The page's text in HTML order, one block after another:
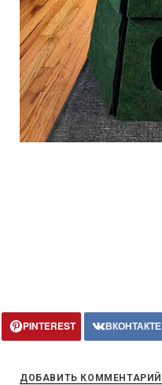
PINTEREST ВКОНТАКТЕ
ДОБАВИТЬ КОММЕНТАРИЙ